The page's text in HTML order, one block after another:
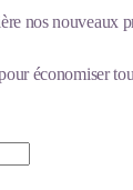
nos nouveaux
économiser